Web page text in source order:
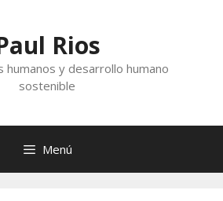
Rios
humanos y desarrollo humano
sostenible
Menú